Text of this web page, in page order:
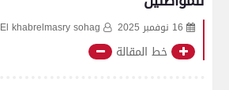
16 نوفمبر 2025 El khabrelmasry sohag
خط المقالة